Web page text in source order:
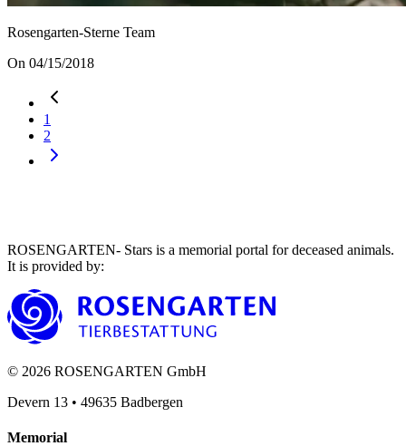
Rosengarten-Sterne Team
On 04/15/2018
1
2
ROSENGARTEN- Stars is a memorial portal for deceased animals.
It is provided by:
© 2026 ROSENGARTEN GmbH
Devern 13 • 49635 Badbergen
Memorial